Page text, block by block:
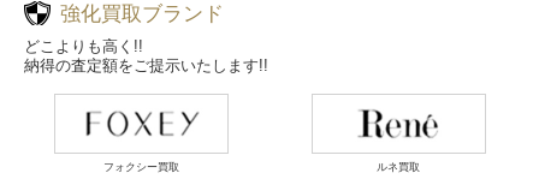
強化買取ブランド
どこよりも高く!!
納得の査定額をご提示いたします!!
フォクシー買取 ルネ買取